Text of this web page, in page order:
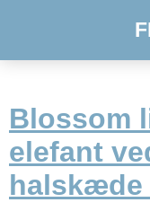
Blossom
elefant
halskæde